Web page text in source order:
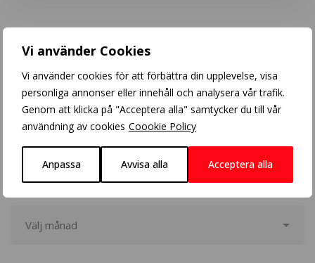
Vi använder Cookies
Vi använder cookies för att förbättra din upplevelse, visa
personliga annonser eller innehåll och analysera vår trafik.
Genom att klicka på "Acceptera alla" samtycker du till vår
användning av cookies Coookie Policy
Anpassa Avvisa alla Acceptera alla
Sök inlägg
Arkiv